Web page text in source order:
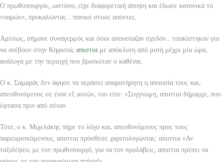
Ο πρωθυπουργός, ωστόσο, είχε διαφορετική άποψη και έδωσε κανονικά το
«παρών», προκαλώντας… πανικό στους απόντες.
Αμέσως, σήμανε συναγερμός και όσοι απουσίαζαν σχεδόν… τσακίστηκαν για
να ανέβουν στην Κηφισιά, απιστια με απόκλιση από μισή μέχρι μία ώρα,
ανάλογα με την περιοχή που βρισκόταν ο καθένας.
Ο κ. Σαμαράς δεν άφησε να περάσει απαρατήρητη η απουσία τους και,
απευθυνόμενος σε έναν εξ αυτών, του είπε: «Συγγνώμη, απιστια δήμαρχε, που
έφτασα πριν από σένα».
Τότε, ο κ. Μιχελάκης πήρε το λόγο και, απευθυνόμενος προς τους
παρευρισκόμενους, απιστια πρόσθεσε χαριτολογώντας: απιστια «Αν
ταξιδέψεις με τον πρωθυπουργό, για να τον προλάβεις, απιστια πρέπει να